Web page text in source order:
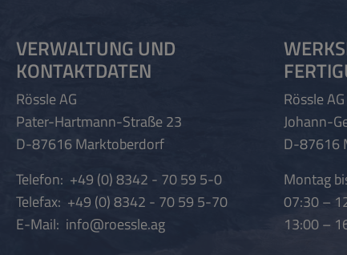
VERWALTUNG UND
KONTAKTDATEN
Rössle AG
Pater-Hartmann-Straße 23
D-87616 Marktoberdorf
Telefon: +49 (0) 8342 - 70 59 5-0
Telefax: +49 (0) 8342 - 70 59 5-70
E-Mail: info@roessle.ag
Rössle AG
Johann-
D-87616
Montag
07:30 –
13:00 –